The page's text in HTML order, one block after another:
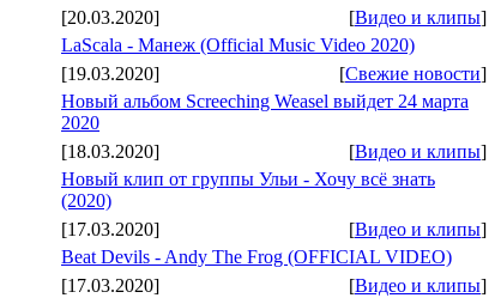
[20.03.2020]
[Видео и клипы]
LaScala - Манеж (Official Music Video 2020)
[19.03.2020]
[Свежие новости]
Новый альбом Screeching Weasel выйдет 24 марта
2020
[18.03.2020]
[Видео и клипы]
Новый клип от группы Ульи - Хочу всё знать
(2020)
[17.03.2020]
[Видео и клипы]
Beat Devils - Andy The Frog (OFFICIAL VIDEO)
[17.03.2020]
[Видео и клипы]